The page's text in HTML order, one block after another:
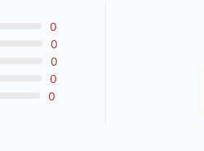
0
0
0
0
0